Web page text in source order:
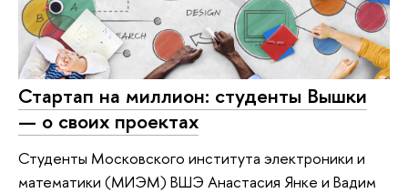
Стартап на миллион: студенты Вышки
— о своих проектах
Студенты Московского института электроники и
математики (МИЭМ) ВШЭ Анастасия Янке и Вадим